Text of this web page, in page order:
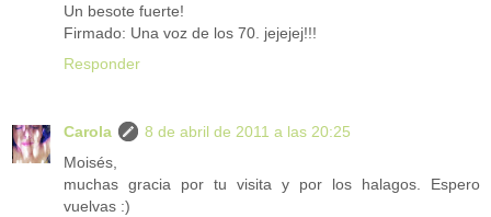
Un besote fuerte!
Firmado: Una voz de los 70. jejejej!!!
Responder
Carola
8 de abril de 2011 a las 20:25
Moisés,
muchas gracia por tu visita y por los halagos. Espero
vuelvas :)